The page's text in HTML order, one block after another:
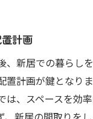
計画
、新居での暮らし
置計画が鍵となり
は、スペースを効